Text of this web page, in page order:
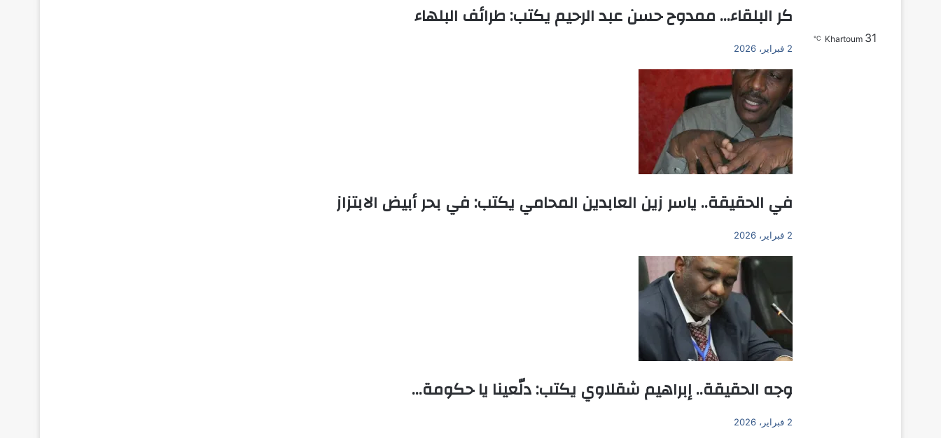
Khartoum 31
℃
كر البلقاء… ممدوح حسن عبد الرحيم يكتب: طرائف البلهاء
2 فبراير، 2026
في الحقيقة.. ياسر زين العابدين المحامي يكتب: في بحر أبيض الابتزاز
2 فبراير، 2026
وجه الحقيقة.. إبراهيم شقلاوي يكتب: دلّعينا يا حكومة…
2 فبراير، 2026